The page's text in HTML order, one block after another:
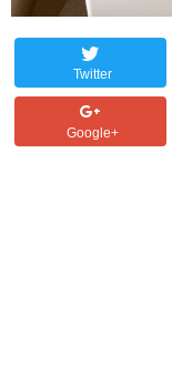
Twitter
Google+